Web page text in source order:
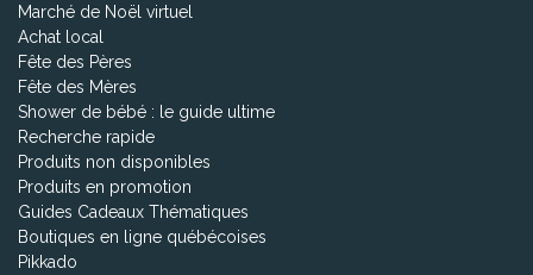
Marché de Noël virtuel
Achat local
Fête des Pères
Fête des Mères
Shower de bébé : le guide ultime
Recherche rapide
Produits non disponibles
Produits en promotion
Guides Cadeaux Thématiques
Boutiques en ligne québécoises
Pikkado